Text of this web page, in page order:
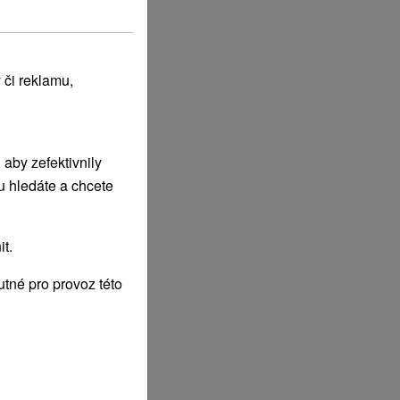
reklamu,
zefektivnily
hledáte a chcete
pro provoz této